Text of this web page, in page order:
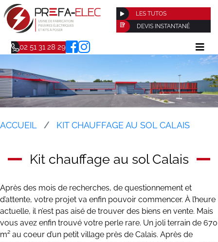
LES TUTOS
DEVIS INSTANTANÉ
02 51 31 28 29
ACCUEIL KIT CHAUFFAGE AU SOL CALAIS
Kit chauffage au sol Calais
Après des mois de recherches, de questionnement et
d’attente, votre projet va enfin pouvoir commencer. À l’heure
actuelle, il n’est pas aisé de trouver des biens en vente. Mais
vous avez enfin trouvé votre perle rare. Un joli terrain de 670
m² au coeur d’un petit village près de Calais. Après de